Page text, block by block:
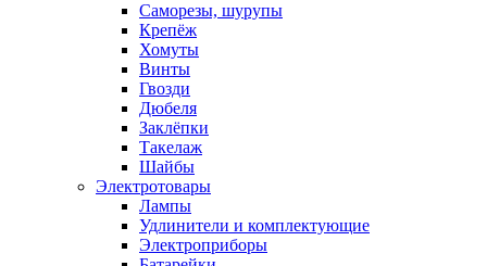
Саморезы, шурупы
Крепёж
Хомуты
Винты
Гвозди
Дюбеля
Заклёпки
Такелаж
Шайбы
Электротовары
Лампы
Удлинители и комплектующие
Электроприборы